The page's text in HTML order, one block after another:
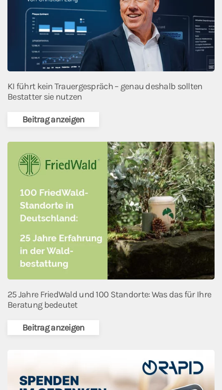
KI führt kein Trauergespräch – genau deshalb sollten
Bestatter sie nutzen
Beitrag anzeigen
25 Jahre FriedWald und 100 Standorte: Was das für Ihre
Beratung bedeutet
Beitrag anzeigen